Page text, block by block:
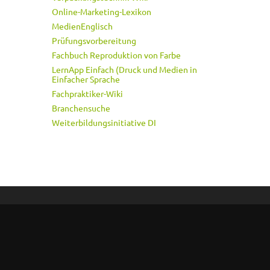
Online-Marketing-Lexikon
MedienEnglisch
Prüfungsvorbereitung
Fachbuch Reproduktion von Farbe
LernApp Einfach (Druck und Medien in
Einfacher Sprache
Fachpraktiker-Wiki
Branchensuche
Weiterbildungsinitiative DI